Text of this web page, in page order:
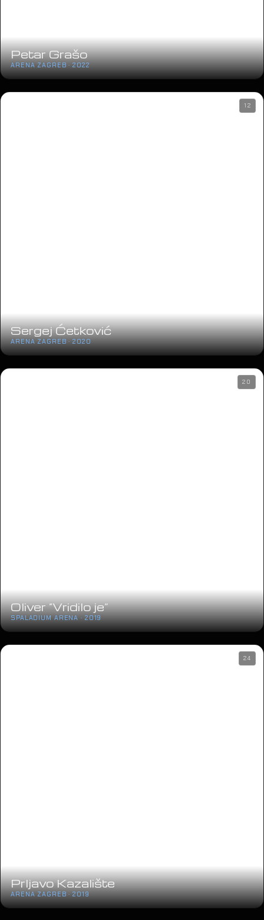
Petar Grašo
ARENA ZAGREB · 2022
Sergej Ćetković
ARENA ZAGREB · 2020
12
Oliver “Vridilo je”
SPALADIUM ARENA · 2019
20
Prljavo Kazalište
ARENA ZAGREB · 2019
24